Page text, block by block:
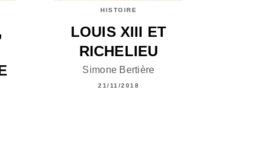
HISTOIRE
LOUIS XIII ET
RICHELIEU
Simone Bertière
21/11/2018